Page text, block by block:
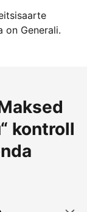
on Generali.
kontroll